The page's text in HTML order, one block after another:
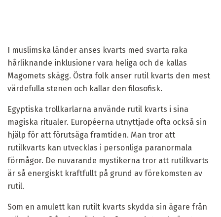
I muslimska länder anses kvarts med svarta raka
hårliknande inklusioner vara heliga och de kallas
Magomets skägg. Östra folk anser rutil kvarts den mest
värdefulla stenen och kallar den filosofisk.
Egyptiska trollkarlarna använde rutil kvarts i sina
magiska ritualer. Européerna utnyttjade ofta också sin
hjälp för att förutsäga framtiden. Man tror att
rutilkvarts kan utvecklas i personliga paranormala
förmågor. De nuvarande mystikerna tror att rutilkvarts
är så energiskt kraftfullt på grund av förekomsten av
rutil.
Som en amulett kan rutilt kvarts skydda sin ägare från